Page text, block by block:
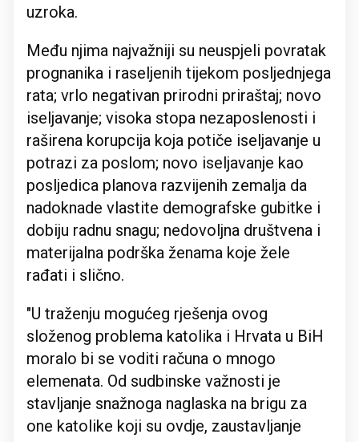
uzroka.
Među njima najvažniji su neuspjeli povratak
prognanika i raseljenih tijekom posljednjega
rata; vrlo negativan prirodni priraštaj; novo
iseljavanje; visoka stopa nezaposlenosti i
raširena korupcija koja potiče iseljavanje u
potrazi za poslom; novo iseljavanje kao
posljedica planova razvijenih zemalja da
nadoknade vlastite demografske gubitke i
dobiju radnu snagu; nedovoljna društvena i
materijalna podrška ženama koje žele
rađati i slično.
"U traženju mogućeg rješenja ovog
složenog problema katolika i Hrvata u BiH
moralo bi se voditi računa o mnogo
elemenata. Od sudbinske važnosti je
stavljanje snažnoga naglaska na brigu za
one katolike koji su ovdje, zaustavljanje